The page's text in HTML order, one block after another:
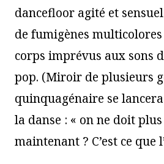
dancefloor agité et
de fumigènes multicolores
corps imprévus aux sons
pop. (Miroir de plusieurs
quinquagénaire se
la danse : « on ne doit
maintenant ? C’est ce que